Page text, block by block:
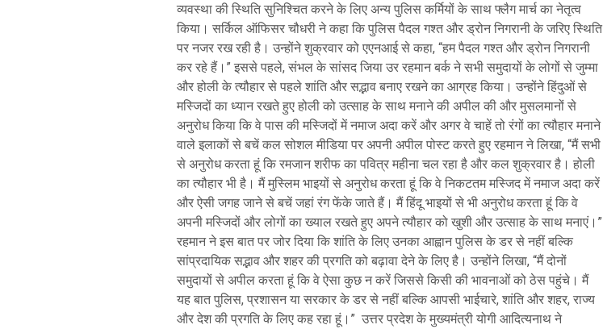
व्यवस्था की स्थिति सुनिश्चित करने के लिए अन्य पुलिस कर्मियों के साथ फ्लैग मार्च का नेतृत्व
किया। सर्किल ऑफिसर चौधरी ने कहा कि पुलिस पैदल गश्त और ड्रोन निगरानी के जरिए स्थिति
पर नजर रख रही है। उन्होंने शुक्रवार को एएनआई से कहा, “हम पैदल गश्त और ड्रोन निगरानी
कर रहे हैं।” इससे पहले, संभल के सांसद जिया उर रहमान बर्क ने सभी समुदायों के लोगों से जुम्मा
और होली के त्यौहार से पहले शांति और सद्भाव बनाए रखने का आग्रह किया। उन्होंने हिंदुओं से
मस्जिदों का ध्यान रखते हुए होली को उत्साह के साथ मनाने की अपील की और मुसलमानों से
अनुरोध किया कि वे पास की मस्जिदों में नमाज अदा करें और अगर वे चाहें तो रंगों का त्यौहार मनाने
वाले इलाकों से बचें कल सोशल मीडिया पर अपनी अपील पोस्ट करते हुए रहमान ने लिखा, “मैं सभी
से अनुरोध करता हूं कि रमजान शरीफ का पवित्र महीना चल रहा है और कल शुक्रवार है। होली
का त्यौहार भी है। मैं मुस्लिम भाइयों से अनुरोध करता हूं कि वे निकटतम मस्जिद में नमाज अदा करें
और ऐसी जगह जाने से बचें जहां रंग फेंके जाते हैं। मैं हिंदू भाइयों से भी अनुरोध करता हूं कि वे
अपनी मस्जिदों और लोगों का ख्याल रखते हुए अपने त्यौहार को खुशी और उत्साह के साथ मनाएं।”
रहमान ने इस बात पर जोर दिया कि शांति के लिए उनका आह्वान पुलिस के डर से नहीं बल्कि
सांप्रदायिक सद्भाव और शहर की प्रगति को बढ़ावा देने के लिए है। उन्होंने लिखा, “मैं दोनों
समुदायों से अपील करता हूं कि वे ऐसा कुछ न करें जिससे किसी की भावनाओं को ठेस पहुंचे। मैं
यह बात पुलिस, प्रशासन या सरकार के डर से नहीं बल्कि आपसी भाईचारे, शांति और शहर, राज्य
और देश की प्रगति के लिए कह रहा हूं।” उत्तर प्रदेश के मुख्यमंत्री योगी आदित्यनाथ ने